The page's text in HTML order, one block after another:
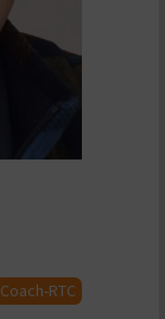
Coach-RTC